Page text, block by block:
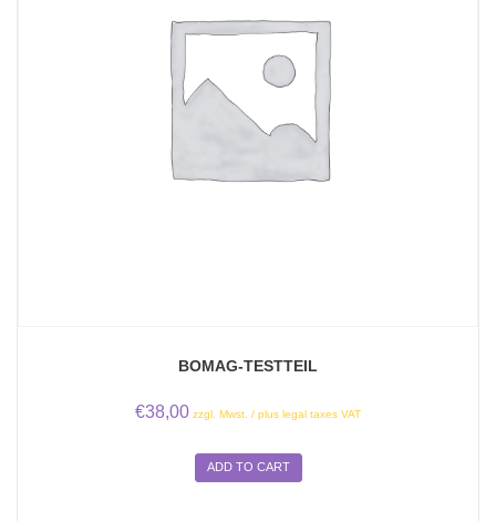
BOMAG-TESTTEIL
€38,00 zzgl. Mwst. / plus legal taxes VAT
ADD TO CART